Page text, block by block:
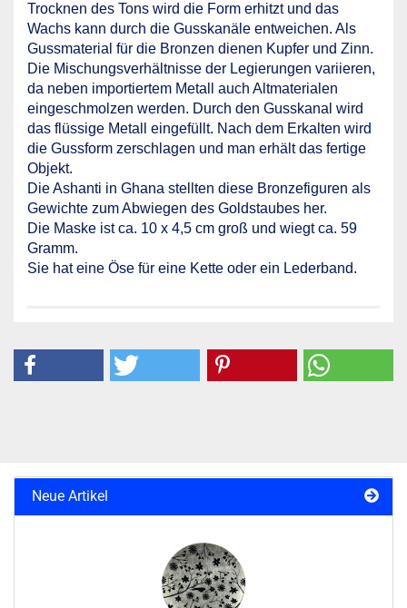
Trocknen des Tons wird die Form erhitzt und das
Wachs kann durch die Gusskanäle entweichen. Als
Gussmaterial für die Bronzen dienen Kupfer und Zinn.
Die Mischungsverhältnisse der Legierungen variieren,
da neben importiertem Metall auch Altmaterialen
eingeschmolzen werden. Durch den Gusskanal wird
das flüssige Metall eingefüllt. Nach dem Erkalten wird
die Gussform zerschlagen und man erhält das fertige
Objekt.
Die Ashanti in Ghana stellten diese Bronzefiguren als
Gewichte zum Abwiegen des Goldstaubes her.
Die Maske ist ca. 10 x 4,5 cm groß und wiegt ca. 59
Gramm.
Sie hat eine Öse für eine Kette oder ein Lederband.
Neue Artikel